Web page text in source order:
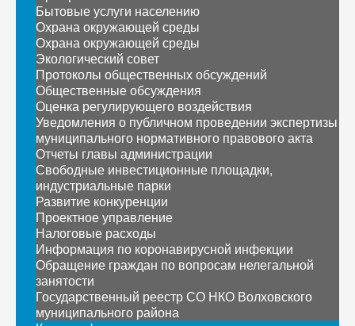
Бытовые услуги населению
Охрана окружающей среды
Охрана окружающей среды
Экологический совет
Протоколы общественных обсуждений
Общественные обсуждения
Оценка регулирующего воздействия
Уведомления о публичном проведении экспертизы
муниципального нормативного правового акта
Отчеты главы администрации
Свободные инвестиционные площадки,
индустриальные парки
Развитие конкуренции
Проектное управление
Налоговые расходы
Информация по коронавирусной инфекции
Обращение граждан по вопросам нелегальной
занятости
Государственный реестр СО НКО Волховского
муниципального района